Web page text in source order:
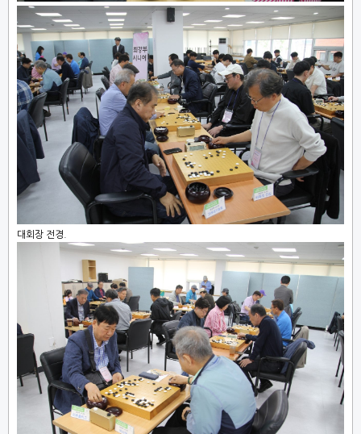
대회장 전경.